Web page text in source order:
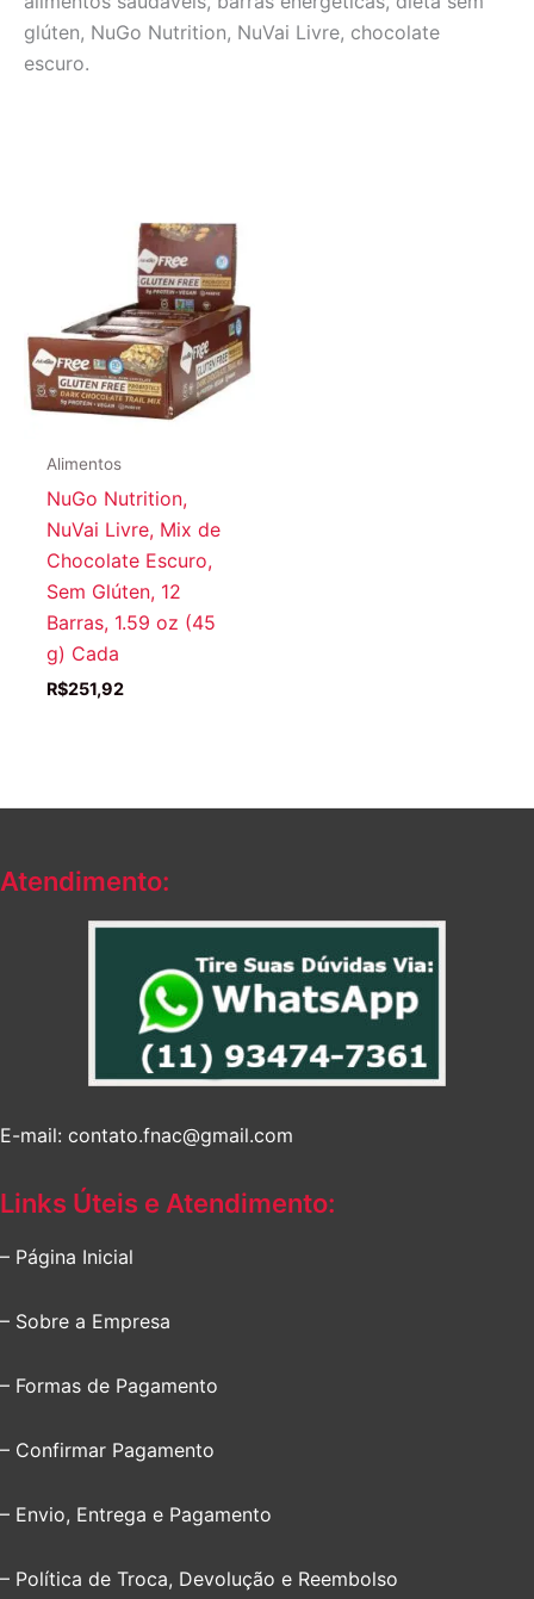
glúten, NuGo Nutrition, NuVai Livre, chocolate
escuro.
Alimentos
NuGo Nutrition,
NuVai Livre, Mix de
Chocolate Escuro,
Sem Glúten, 12
Barras, 1.59 oz (45
g) Cada
R$251,92
Atendimento:
E-mail: contato.fnac@gmail.com
Links Úteis e Atendimento:
– Página Inicial
– Sobre a Empresa
– Formas de Pagamento
– Confirmar Pagamento
– Envio, Entrega e Pagamento
– Política de Troca, Devolução e Reembolso